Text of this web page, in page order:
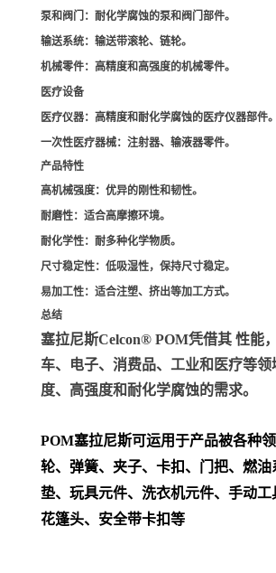
泵和阀门 ：耐化学腐蚀的泵和阀门部件。
输送系统：输送带滚轮、链轮。
机械零件：高精度和高强度的机械零件。
医疗设备
医疗仪器：高精度和耐化学腐蚀的医疗仪器部件。
一次性医疗器械：注射器、输液器零件。
产品特性
高机械强度：优异的刚性和韧性。
耐磨性：适合高摩擦环境。
耐化学性：耐多种化学物质。
尺寸稳定性：低吸湿性，保持尺寸稳定。
易加工性：适合注塑、挤出等加工方式。
总结
塞拉尼斯Celcon® POM凭借其 性能
车、电子、消费品、工业和医疗等
度、高强度和耐化学腐蚀的需求。
POM塞拉尼斯可运用于产品被各种
轮、弹簧、夹子、卡扣、门把、 燃油
垫、玩具元件、洗衣机元件、手动
花篷头、安全带卡扣等